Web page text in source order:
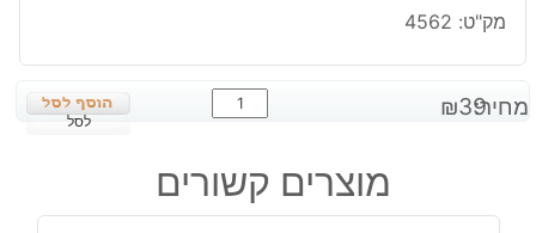
מק"ט: 4562
מחיר: ₪39
כמות
של
פלואורייט
ירוק
לסל
מוצרים קשורים